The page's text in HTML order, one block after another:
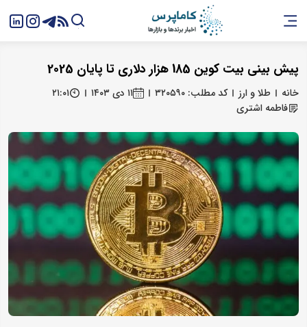
پیش بینی بیت کوین 185 هزار دلاری تا پایان 2025
خانه طلا و ارز کد مطلب: ۳۲۰۵۹۰ ۱۱ دی ۱۴۰۳
۲۱:۰۱
فاطمه اشتری